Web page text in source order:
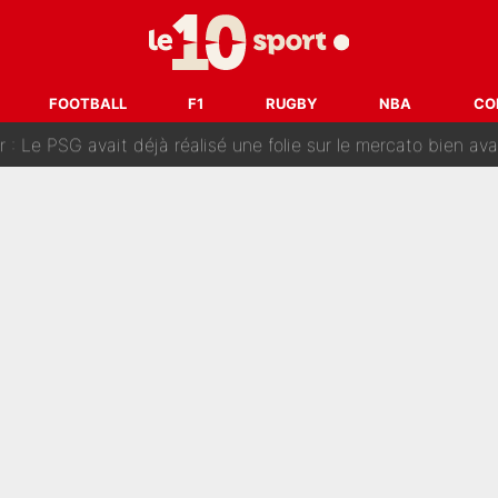
FOOTBALL F1 RUGBY NBA
sa signature au PSG : Voilà les coulisses de son transfert
Seixas est confirmée... et c'est une excellente nouvelle
: Le PSG avait déjà réalisé une folie sur le mercato bien